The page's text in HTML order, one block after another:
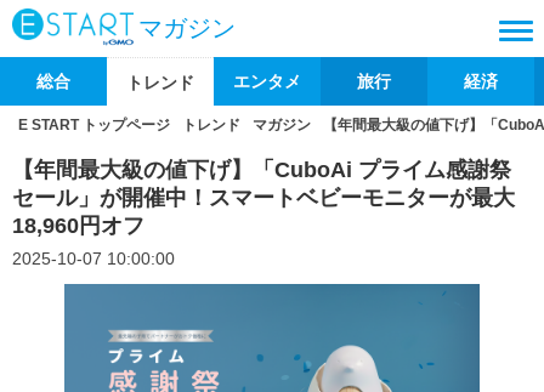
マガジン
総合 トレンド エンタメ 旅行 経済
E START トップページ トレンド マガジン 【年間最大級の値下げ】「
【年間最大級の値下げ】「CuboAi プライム感謝祭
セール」が開催中！スマートベビーモニターが最大
18,960円オフ
2025-10-07 10:00:00